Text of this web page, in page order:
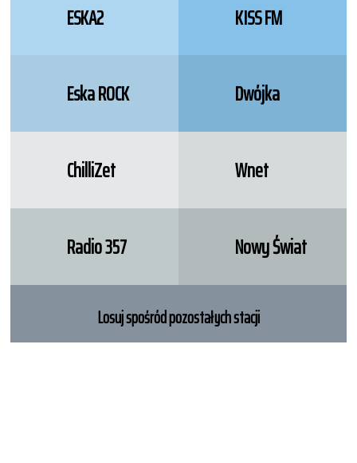
ESKA2 KISS FM
Eska ROCK Dwójka
ChilliZet Wnet
Radio 357 Nowy Świat
Losuj spośród pozostałych stacji